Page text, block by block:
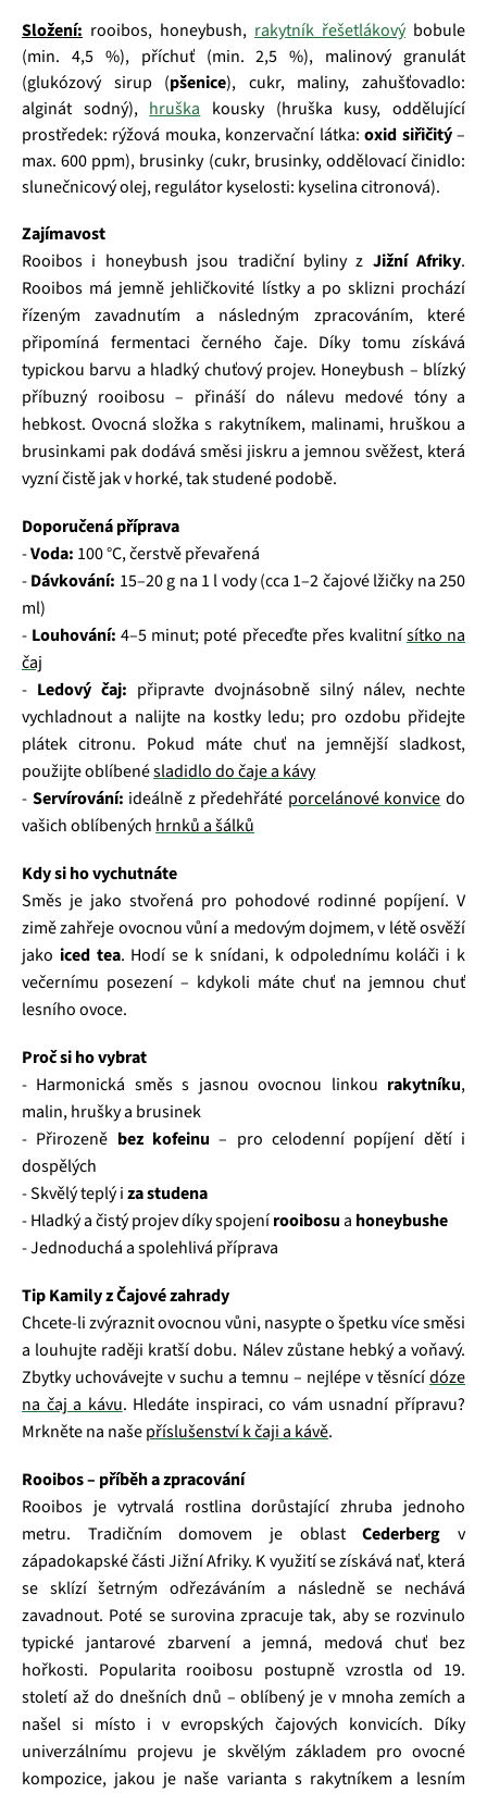
Složení: rooibos, honeybush, rakytník řešetlákovýbobule
(min. 4,5 %), příchuť (min. 2,5 %), malinový granulát
(glukózový sirup (pšenice), cukr, maliny, zahušťovadlo:
alginát sodný), hruška kousky (hruška kusy, oddělující
prostředek: rýžová mouka, konzervační látka:oxid siřičitý–
max. 600 ppm), brusinky (cukr, brusinky, oddělovací činidlo:
slunečnicový olej, regulátor kyselosti: kyselina citronová).
Zajímavost
Rooibos i honeybush jsou tradiční byliny z Jižní Afriky.
Rooibos má jemně jehličkovité lístky a po sklizni prochází
řízeným zavadnutím a následným zpracováním, které
připomíná fermentaci černého čaje. Díky tomu získává
typickou barvu a hladký chuťový projev. Honeybush – blízký
příbuzný rooibosu – přináší do nálevu medové tóny a
hebkost. Ovocná složka s rakytníkem, malinami, hruškou a
brusinkami pak dodává směsi jiskru a jemnou svěžest, která
vyzní čistě jak v horké, tak studené podobě.
Doporučená příprava
-Voda: 100 °C, čerstvě převařená
-Dávkování: 15–20 g na 1 l vody (cca 1–2 čajové lžičky na 250
ml)
- Louhování: 4–5 minut; poté přeceďte přes kvalitnísítko na
čaj
- Ledový čaj: připravte dvojnásobně silný nálev, nechte
vychladnout a nalijte na kostky ledu; pro ozdobu přidejte
plátek citronu. Pokud máte chuť na jemnější sladkost,
použijte oblíbenésladidlo do čaje a kávy
- Servírování: ideálně z předehřáté porcelánové konvice do
vašich oblíbených hrnků a šálků
Kdy si ho vychutnáte
Směs je jako stvořená pro pohodové rodinné popíjení. V
zimě zahřeje ovocnou vůní a medovým dojmem, v létě osvěží
jako iced tea. Hodí se k snídani, k odpolednímu koláči i k
večernímu posezení – kdykoli máte chuť na jemnou chuť
lesního ovoce.
Proč si ho vybrat
- Harmonická směs s jasnou ovocnou linkou rakytníku,
malin, hrušky a brusinek
- Přirozeně bez kofeinu – pro celodenní popíjení dětí i
dospělých
- Skvělý teplý iza studena
- Hladký a čistý projev díky spojenírooibosua honeybushe
- Jednoduchá a spolehlivá příprava
Tip Kamily z Čajové zahrady
Chcete-li zvýraznit ovocnou vůni, nasypte o špetku více směsi
a louhujte raději kratší dobu. Nálev zůstane hebký a voňavý.
Zbytky uchovávejte v suchu a temnu – nejlépe v těsnícídóze
na čaj a kávu. Hledáte inspiraci, co vám usnadní přípravu?
Mrkněte na našepříslušenství k čaji a kávě.
Rooibos – příběh a zpracování
Rooibos je vytrvalá rostlina dorůstající zhruba jednoho
metru. Tradičním domovem je oblastCederberg v
západokapské části Jižní Afriky. K využití se získává nať, která
se sklízí šetrným odřezáváním a následně se nechává
zavadnout. Poté se surovina zpracuje tak, aby se rozvinulo
typické jantarové zbarvení a jemná, medová chuť bez
hořkosti. Popularita rooibosu postupně vzrostla od 19.
století až do dnešních dnů – oblíbený je v mnoha zemích a
našel si místo i v evropských čajových konvicích. Díky
univerzálnímu projevu je skvělým základem pro ovocné
kompozice, jakou je naše varianta s rakytníkem a lesním